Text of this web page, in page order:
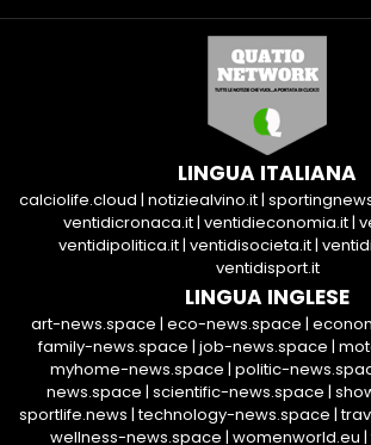
LINGUA ITALIANA
calciolife.cloud | notiziealvino.it|
ventidicronaca.it| ventidieconomia.it|
ventidipolitica.it| ventidisocieta.it|
ventidisport.it
LINGUA INGLESE
art-news.space | eco-news.space |
family-news.space | job-news.space |
myhome-news.space | politic-
news.space | scientific-news.space |
sportlife.news |technology-news.space |
wellness-news.space | womenworld.eu |